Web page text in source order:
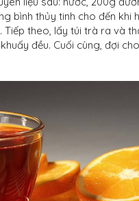
bình thủy tinh cho đến khi
theo, lấy túi trà ra và
đều. Cuối cùng, đợi